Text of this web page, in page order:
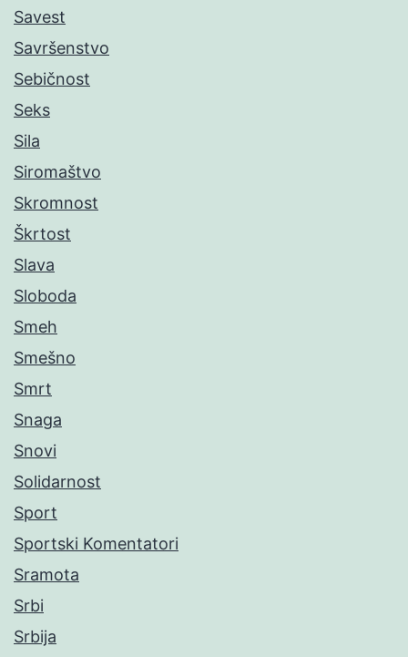
Savest
Savršenstvo
Sebičnost
Seks
Sila
Siromaštvo
Skromnost
Škrtost
Slava
Sloboda
Smeh
Smešno
Smrt
Snaga
Snovi
Solidarnost
Sport
Sportski Komentatori
Sramota
Srbi
Srbija